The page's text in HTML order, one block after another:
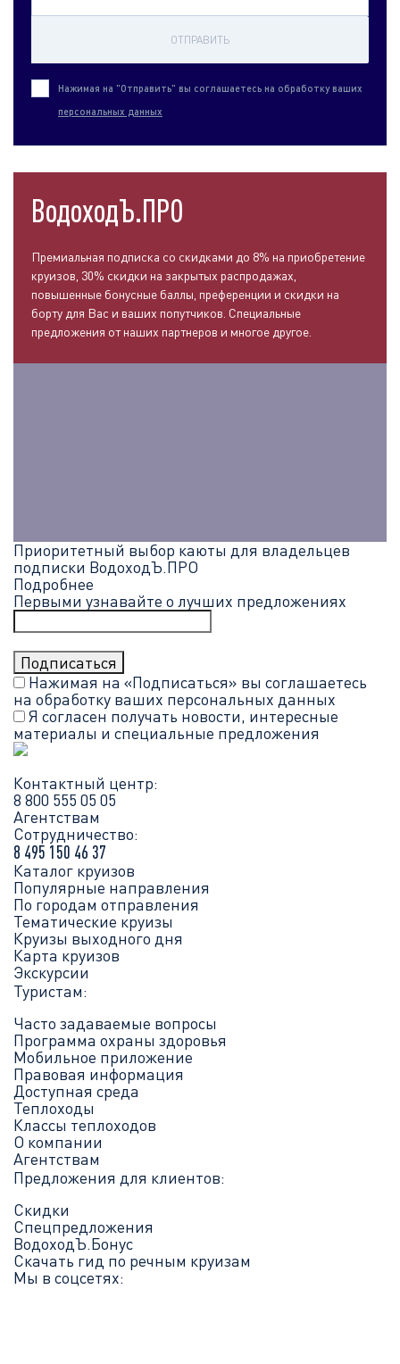
ОТПРАВИТЬ
Нажимая на "Отправить" вы соглашаетесь на обработку ваших
персональных данных
ВодоходЪ.ПРО
Премиальная подписка со скидками до 8% на приобретение
круизов, 30% скидки на закрытых распродажах,
повышенные бонусные баллы, преференции и скидки на
борту для Вас и ваших попутчиков. Специальные
предложения от наших партнеров и многое другое.
Приоритетный выбор каюты для владельцев
подписки ВодоходЪ.ПРО
Подробнее
Первыми узнавайте о лучших предложениях
Нажимая на «Подписаться» вы соглашаетесь
на обработку ваших персональных данных
Я согласен получать новости, интересные
материалы и специальные предложения
Контактный центр:
8 800 555 05 05
Агентствам
Сотрудничество:
8 495 150 46 37
Каталог круизов
Популярные направления
По городам отправления
Тематические круизы
Круизы выходного дня
Карта круизов
Экскурсии
Туристам:
Часто задаваемые вопросы
Программа охраны здоровья
Мобильное приложение
Правовая информация
Доступная среда
Теплоходы
Классы теплоходов
О компании
Агентствам
Предложения для клиентов:
Скидки
Спецпредложения
ВодоходЪ.Бонус
Скачать гид по речным круизам
Мы в соцсетях: